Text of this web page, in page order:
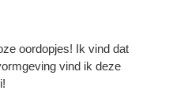
oordopjes! Ik vind dat
vind ik deze